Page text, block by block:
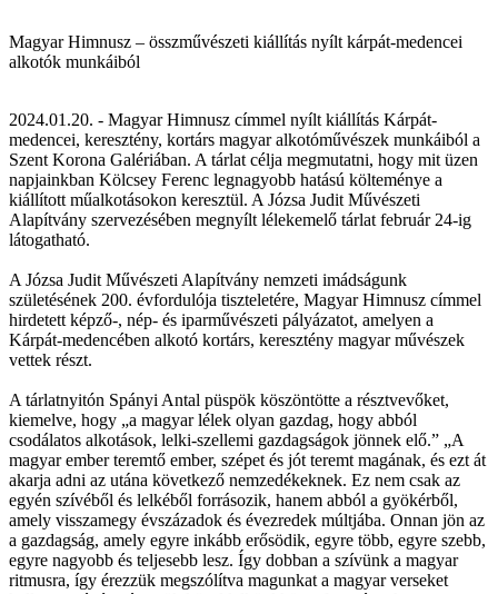
Magyar Himnusz – összművészeti kiállítás nyílt kárpát-medencei
alkotók munkáiból
2024.01.20. - Magyar Himnusz címmel nyílt kiállítás Kárpát-
medencei, keresztény, kortárs magyar alkotóművészek munkáiból a
Szent Korona Galériában. A tárlat célja megmutatni, hogy mit üzen
napjainkban Kölcsey Ferenc legnagyobb hatású költeménye a
kiállított műalkotásokon keresztül. A Józsa Judit Művészeti
Alapítvány szervezésében megnyílt lélekemelő tárlat február 24-ig
látogatható.
A Józsa Judit Művészeti Alapítvány nemzeti imádságunk
születésének 200. évfordulója tiszteletére, Magyar Himnusz címmel
hirdetett képző-, nép- és iparművészeti pályázatot, amelyen a
Kárpát-medencében alkotó kortárs, keresztény magyar művészek
vettek részt.
A tárlatnyitón Spányi Antal püspök köszöntötte a résztvevőket,
kiemelve, hogy „a magyar lélek olyan gazdag, hogy abból
csodálatos alkotások, lelki-szellemi gazdagságok jönnek elő.” „A
magyar ember teremtő ember, szépet és jót teremt magának, és ezt át
akarja adni az utána következő nemzedékeknek. Ez nem csak az
egyén szívéből és lelkéből forrásozik, hanem abból a gyökérből,
amely visszamegy évszázadok és évezredek múltjába. Onnan jön az
a gazdagság, amely egyre inkább erősödik, egyre több, egyre szebb,
egyre nagyobb és teljesebb lesz. Így dobban a szívünk a magyar
ritmusra, így érezzük megszólítva magunkat a magyar verseket